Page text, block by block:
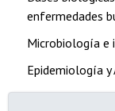
enfermedades
Microbiología e
Epidemiología